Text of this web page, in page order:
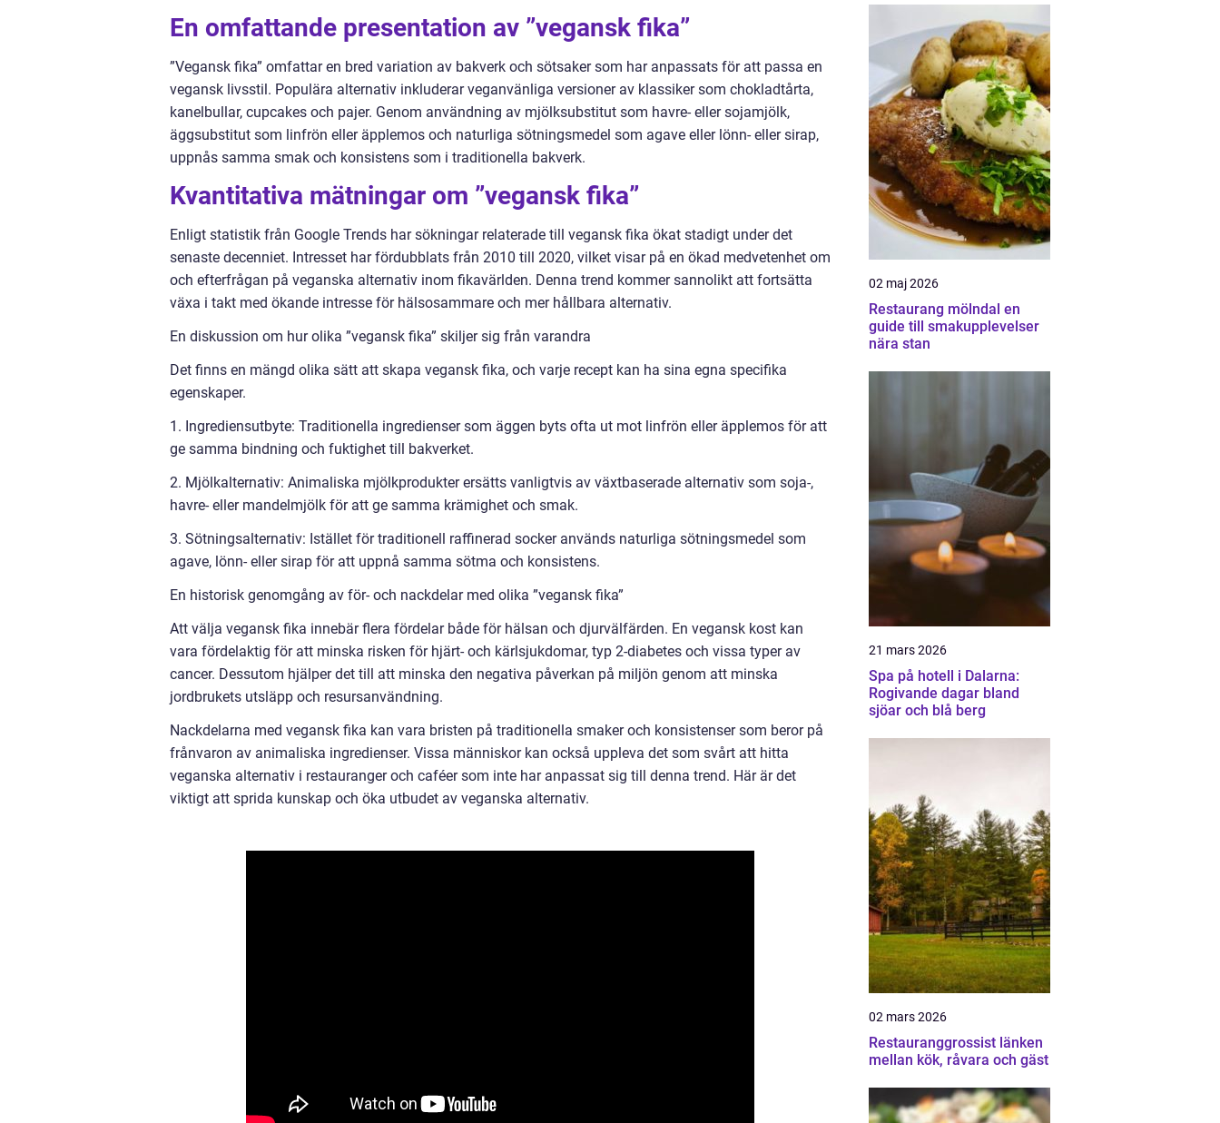
En omfattande presentation av ”vegansk fika”
”Vegansk fika” omfattar en bred variation av bakverk och sötsaker som har anpassats för att passa en
vegansk livsstil. Populära alternativ inkluderar veganvänliga versioner av klassiker som chokladtårta,
kanelbullar, cupcakes och pajer. Genom användning av mjölksubstitut som havre- eller sojamjölk,
äggsubstitut som linfrön eller äpplemos och naturliga sötningsmedel som agave eller lönn- eller sirap,
uppnås samma smak och konsistens som i traditionella bakverk.
Kvantitativa mätningar om ”vegansk fika”
Enligt statistik från Google Trends har sökningar relaterade till vegansk fika ökat stadigt under det
senaste decenniet. Intresset har fördubblats från 2010 till 2020, vilket visar på en ökad medvetenhet om
och efterfrågan på veganska alternativ inom fikavärlden. Denna trend kommer sannolikt att fortsätta
växa i takt med ökande intresse för hälsosammare och mer hållbara alternativ.
En diskussion om hur olika ”vegansk fika” skiljer sig från varandra
Det finns en mängd olika sätt att skapa vegansk fika, och varje recept kan ha sina egna specifika
egenskaper.
1. Ingrediensutbyte: Traditionella ingredienser som äggen byts ofta ut mot linfrön eller äpplemos för att
ge samma bindning och fuktighet till bakverket.
2. Mjölkalternativ: Animaliska mjölkprodukter ersätts vanligtvis av växtbaserade alternativ som soja-,
havre- eller mandelmjölk för att ge samma krämighet och smak.
3. Sötningsalternativ: Istället för traditionell raffinerad socker används naturliga sötningsmedel som
agave, lönn- eller sirap för att uppnå samma sötma och konsistens.
En historisk genomgång av för- och nackdelar med olika ”vegansk fika”
Att välja vegansk fika innebär flera fördelar både för hälsan och djurvälfärden. En vegansk kost kan
vara fördelaktig för att minska risken för hjärt- och kärlsjukdomar, typ 2-diabetes och vissa typer av
cancer. Dessutom hjälper det till att minska den negativa påverkan på miljön genom att minska
jordbrukets utsläpp och resursanvändning.
Nackdelarna med vegansk fika kan vara bristen på traditionella smaker och konsistenser som beror på
frånvaron av animaliska ingredienser. Vissa människor kan också uppleva det som svårt att hitta
veganska alternativ i restauranger och caféer som inte har anpassat sig till denna trend. Här är det
viktigt att sprida kunskap och öka utbudet av veganska alternativ.
02 maj 2026
Restaurang mölndal en
guide till smakupplevelser
nära stan
21 mars 2026
Spa på hotell i Dalarna:
Rogivande dagar bland
sjöar och blå berg
02 mars 2026
Restauranggrossist länken
mellan kök, råvara och gäst